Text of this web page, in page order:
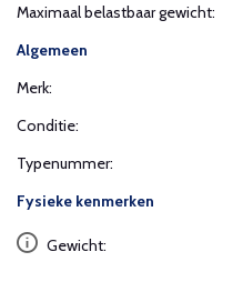
Maximaal belastbaar gewicht:
Algemeen
Merk:
Conditie:
Typenummer:
Fysieke kenmerken
Gewicht: